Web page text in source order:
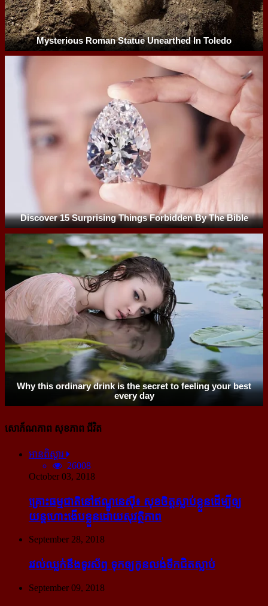
សោភ័ណភាព សុខភាព ជីវិត
អានពិស្ដារ
26008
October 03, 2018
គ្រោះធម្មជាតិនៅឥណ្ឌូនេស៊ី៖ សុខចិត្ត​ស្លាប់​ខ្លួន​ដើម្បី​ឲ្យ​
យន្ដហោះ​ងើប​ខ្លួន​ដោយ​សុវត្ថិភាព
September 28, 2018
រវល់​ឈ្លក់​នឹង​ទូរស័ព្ទ ទុក​ឲ្យ​កូន​លង់​ទឹក​ជិត​ស្លាប់
September 09, 2018